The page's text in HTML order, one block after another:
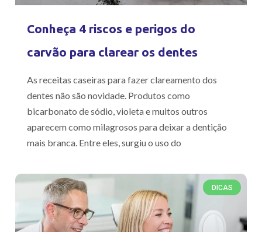
Conheça 4 riscos e perigos do
carvão para clarear os dentes
As receitas caseiras para fazer clareamento dos
dentes não são novidade. Produtos como
bicarbonato de sódio, violeta e muitos outros
aparecem como milagrosos para deixar a dentição
mais branca. Entre eles, surgiu o uso do
DICAS